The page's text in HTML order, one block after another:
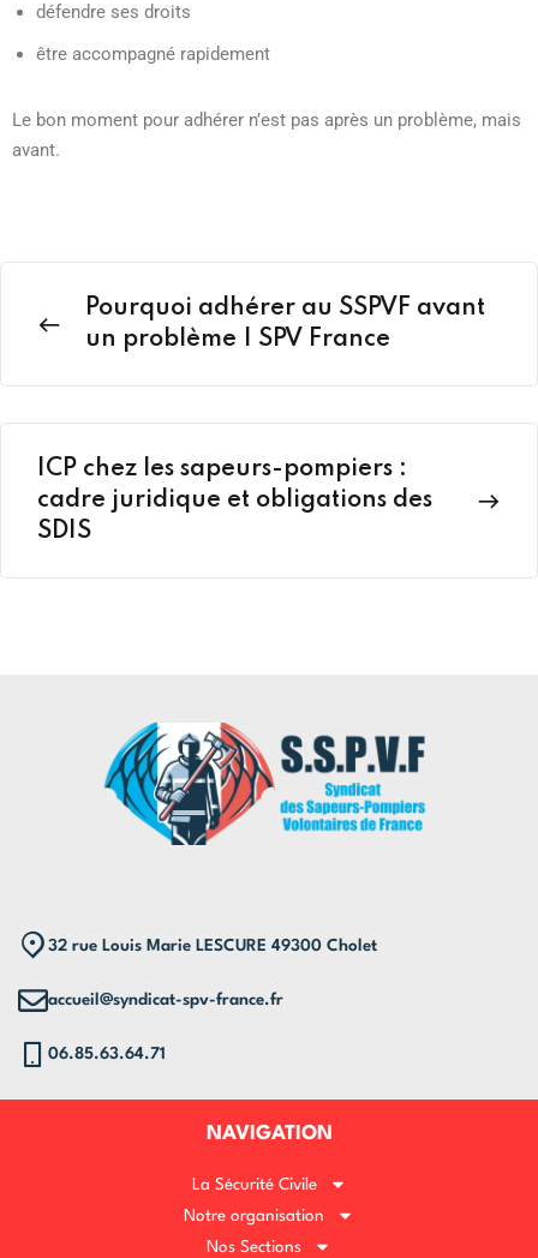
défendre ses droits
être accompagné rapidement
Le bon moment pour adhérer n’est pas après un problème, mais
avant.
Pourquoi adhérer au SSPVF avant
un problème | SPV France
ICP chez les sapeurs-pompiers :
cadre juridique et obligations des
SDIS
32 rue Louis Marie LESCURE 49300 Cholet
accueil@syndicat-spv-france.fr
06.85.63.64.71
NAVIGATION
La Sécurité Civile
Notre organisation
Nos Sections